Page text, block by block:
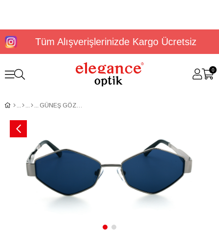
Tüm Alışverişlerinizde Kargo Ücretsiz
0
GÜNEŞ GÖZLÜĞÜ ELEGANCE EG 1979 C2